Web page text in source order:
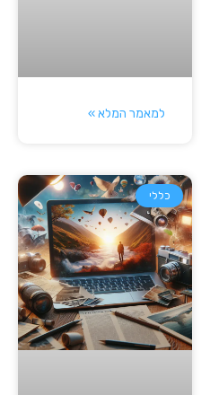
למאמר המלא »
כללי